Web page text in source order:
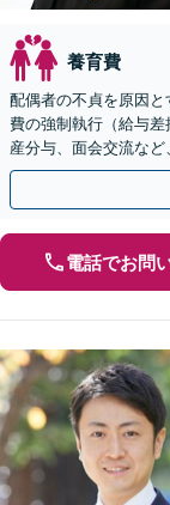
養育費
配偶者の不貞を原因
費の強制執行（給与
産分与、面会交流な
でもお気軽にご利用
電話でお問